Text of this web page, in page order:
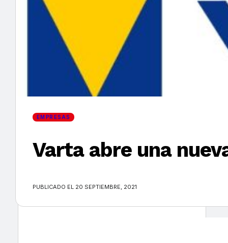
EVENTOS
HEMEROTECA
Encuentra tu noticia
EMPRESAS
Varta abre una
PUBLICADO EL 20 SEPTIEMBRE, 2021